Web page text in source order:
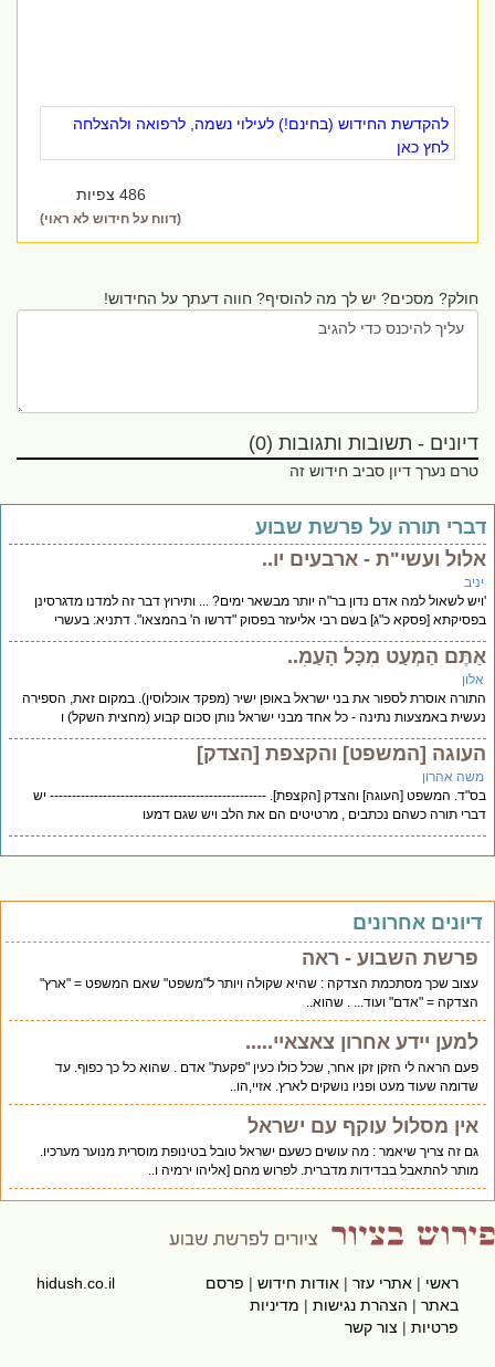
להקדשת החידוש (בחינם!) לעילוי נשמה, לרפואה ולהצלחה
לחץ כאן
486 צפיות
(דווח על חידוש לא ראוי)
חולק? מסכים? יש לך מה להוסיף? חווה דעתך על החידוש!
דיונים - תשובות ותגובות (0)
טרם נערך דיון סביב חידוש זה
תורה על פרשת שבוע
ועשי"ת - ארבעים יו..
לשאול למה אדם נדון בר"ה יותר מבשאר ימים? ... ותירוץ דבר זה למדנו מדגרסינן
[פסקא כ"ג] בשם רבי אליעזר בפסוק "דרשו ה' בהמצאו". דתניא: בעשרי
הַמְעַט מִכָּל הָעַמִ..
אוסרת לספור את בני ישראל באופן ישיר (מפקד אוכלוסין). במקום זאת, הספירה
באמצעות נתינה - כל אחד מבני ישראל נותן סכום קבוע (מחצית השקל) ו
[המשפט] והקצפת [הצדק]
אהרון
המשפט [העוגה] והצדק [הקצפת]. ------------------------------------------------- יש
תורה כשהם נכתבים , מרטיטים הם את הלב ויש שגם דמעו
אחרונים
פרשת השבוע - ראה
עצוב שכך מסתכמת הצדקה : שהיא שקולה ויותר ל"משפט" שאם המשפט = "ארץ"
הצדקה = "אדם" ועוד... . שהוא..
למען יידע אחרון צאצאיי.....
פעם הראה לי הזקן זקן אחר, שכל כולו כעין "פקעת" אדם . שהוא כל כך כפוף. עד
שדומה שעוד מעט ופניו נושקים לארץ. אזיי,הו..
אין מסלול עוקף עם ישראל
גם זה צריך שיאמר : מה עושים כשעם ישראל טובל בטינופת מוסרית מנוער מערכיו.
מותר להתאבל בבדידות מדברית. לפרוש מהם [אליהו ירמיה ו..
ראשי|אתרי עזר|אודות חידוש|פרסם
באתר|הצהרת נגישות|מדיניות
פרטיות|צור קשר
hidush.co.il